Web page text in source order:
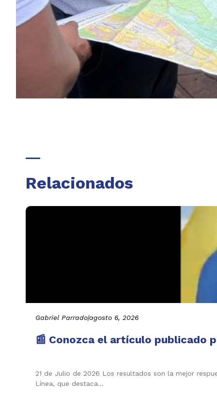
Relacionados
Gabriel Parrado|agosto 6, 2026
📰 Conozca el artículo publicado
21 de Julio de 2026 Los resultados son la mejor
Línea, que destaca…